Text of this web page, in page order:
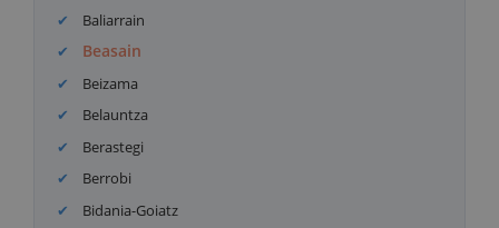
Baliarrain
Beasain
Beizama
Belauntza
Berastegi
Berrobi
Bidania-Goiatz